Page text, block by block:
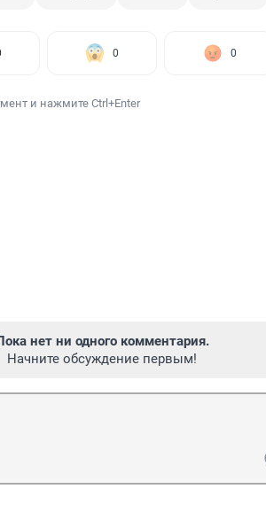
0 0
и нажмите Ctrl+Enter
нет ни одного комментария.
Начните обсуждение первым!